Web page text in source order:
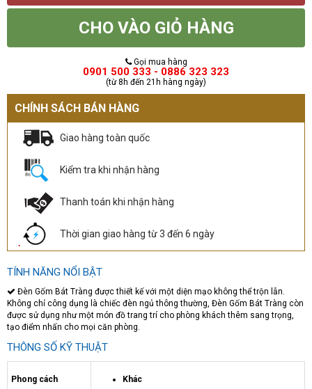
CHO VÀO GIỎ HÀNG
Gọi mua hàng
0901 500 333 - 0886 323 323
(từ 8h đến 21h hàng ngày)
CHÍNH SÁCH BÁN HÀNG
Giao hàng toàn quốc
Kiểm tra khi nhận hàng
Thanh toán khi nhận hàng
Thời gian giao hàng từ 3 đến 6 ngày
TÍNH NĂNG NỔI BẬT
Đèn Gốm Bát Tràng được thiết kế với một diện mạo không thể trộn lẫn.
Không chỉ công dụng là chiếc đèn ngủ thông thường, Đèn Gốm Bát Tràng còn
được sử dụng như một món đồ trang trí cho phòng khách thêm sang trọng,
tạo điểm nhấn cho mọi căn phòng.
THÔNG SỐ KỸ THUẬT
Phong cách Khác